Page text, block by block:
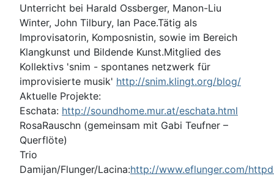
Unterricht bei Harald Ossberger, Manon-Liu
Winter, John Tilbury, Ian Pace.Tätig als
Improvisatorin, Komposnistin, sowie im Bereich
Klangkunst und Bildende Kunst.Mitglied des
Kollektivs 'snim - spontanes netzwerk für
improvisierte musik' http://snim.klingt.org/blog/
Aktuelle Projekte:
Eschata: http://soundhome.mur.at/eschata.html
RosaRauschn (gemeinsam mit Gabi Teufner –
Querflöte)
Trio
Damijan/Flunger/Lacina:http://www.eflunger.com/